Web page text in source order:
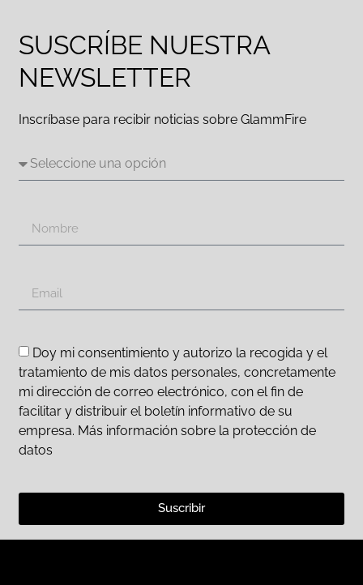
SUSCRÍBE NUESTRA
NEWSLETTER
Inscríbase para recibir noticias sobre GlammFire
Doy mi consentimiento y autorizo la recogida y el
tratamiento de mis datos personales, concretamente
mi dirección de correo electrónico, con el fin de
facilitar y distribuir el boletín informativo de su
empresa. Más información sobre la protección de
datos
Suscribir